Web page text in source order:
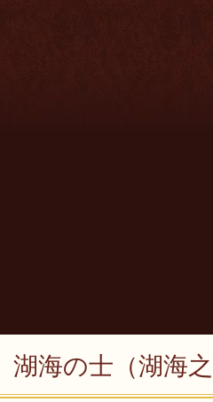
湖海の士（湖海之